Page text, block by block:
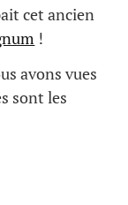
cet ancien
!
avons vues
sont les